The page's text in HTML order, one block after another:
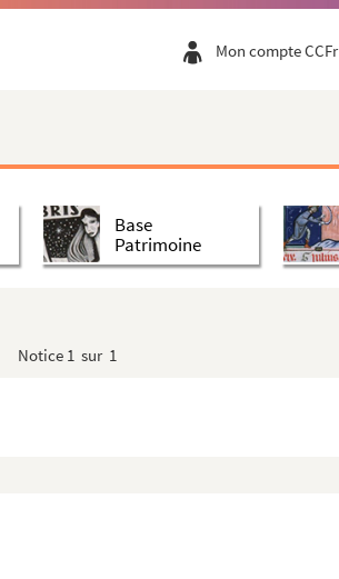
Mon compte CCFr
Base
Patrimoine
Notice 1 sur 1